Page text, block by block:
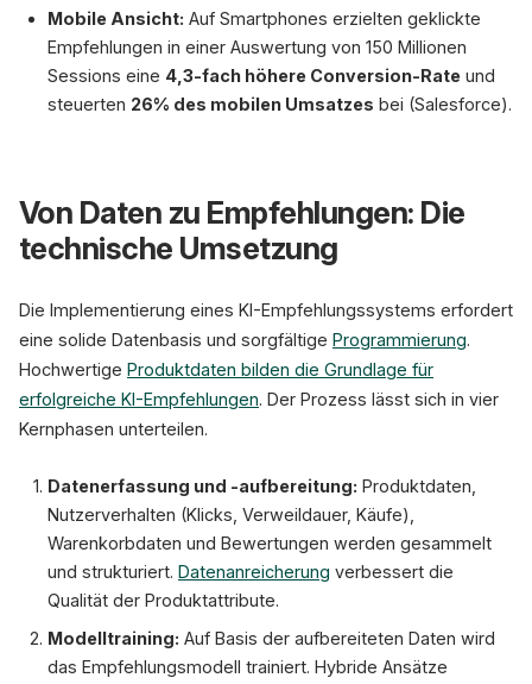
Mobile Ansicht: Auf Smartphones erzielten geklickte
Empfehlungen in einer Auswertung von 150 Millionen
Sessions eine 4,3-fach höhere Conversion-Rate und
steuerten 26% des mobilen Umsatzes bei (Salesforce).
Von Daten zu Empfehlungen: Die
technische Umsetzung
Die Implementierung eines KI-Empfehlungssystems erfordert
eine solide Datenbasis und sorgfältige Programmierung.
Hochwertige Produktdaten bilden die Grundlage für
erfolgreiche KI-Empfehlungen. Der Prozess lässt sich in vier
Kernphasen unterteilen.
Datenerfassung und -aufbereitung: Produktdaten,
Nutzerverhalten (Klicks, Verweildauer, Käufe),
Warenkorbdaten und Bewertungen werden gesammelt
und strukturiert. Datenanreicherung verbessert die
Qualität der Produktattribute.
Modelltraining: Auf Basis der aufbereiteten Daten wird
das Empfehlungsmodell trainiert. Hybride Ansätze